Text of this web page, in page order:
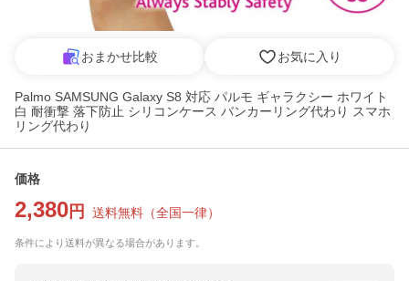
おまかせ比較 お気に入り
Palmo SAMSUNG Galaxy S8 対応 パルモ ギャラクシー ホワイト
白 耐衝撃 落下防止 シリコンケース バンカーリング代わり スマホ
リング代わり
価格
2,380 円 送料無料 （全国一律）
条件により送料が異なる場合があります。